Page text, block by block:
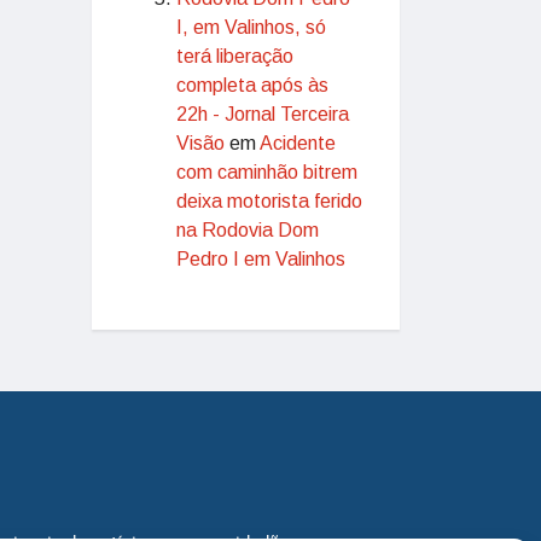
I, em Valinhos, só
terá liberação
completa após às
22h - Jornal Terceira
Visão emAcidente
com caminhão bitrem
deixa motorista ferido
na Rodovia Dom
Pedro I em Valinhos